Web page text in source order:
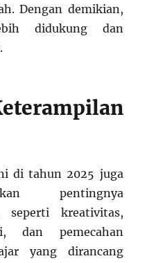
Dengan demikian,
didukung dan
di tahun 2025 juga
pentingnya
seperti kreativitas,
dan pemecahan
yang dirancang